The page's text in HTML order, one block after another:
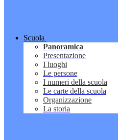
Scuola
Panoramica
Presentazione
I luoghi
Le persone
I numeri della scuola
Le carte della scuola
Organizzazione
La storia